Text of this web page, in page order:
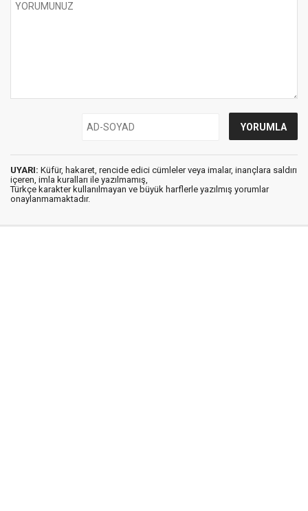
UYARI: Küfür, hakaret, rencide edici cümleler veya imalar, inançlara saldırı
içeren, imla kuralları ile yazılmamış,
Türkçe karakter kullanılmayan ve büyük harflerle yazılmış yorumlar
onaylanmamaktadır.